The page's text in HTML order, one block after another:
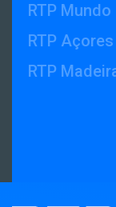
RTP Mundo
RTP Açores
RTP